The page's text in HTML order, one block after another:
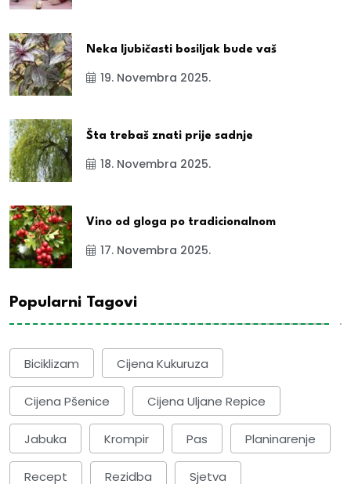
Neka ljubičasti bosiljak bude vaš
19. Novembra 2025.
Šta trebaš znati prije sadnje
18. Novembra 2025.
Vino od gloga po tradicionalnom
17. Novembra 2025.
Popularni Tagovi
Biciklizam Cijena Kukuruza
Cijena Pšenice Cijena Uljane Repice
Jabuka Krompir Pas Planinarenje
Recept Rezidba Sjetva